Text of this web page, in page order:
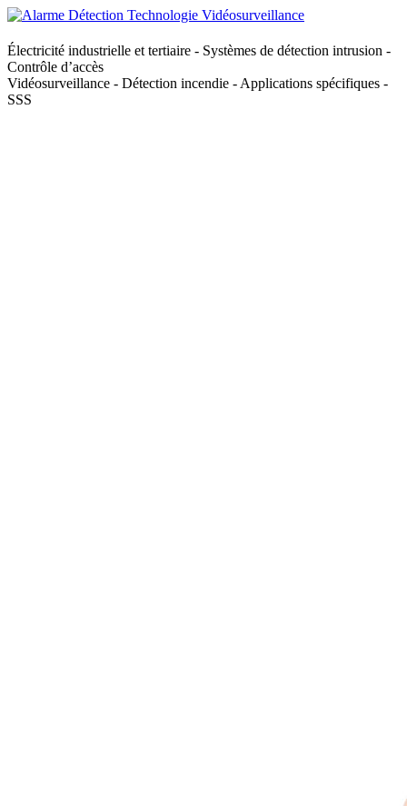
Électricité industrielle et tertiaire - Systèmes de détection intrusion -
Contrôle d’accès
Vidéosurveillance - Détection incendie - Applications spécifiques -
SSS